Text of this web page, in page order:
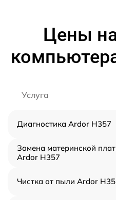
Цены
Услуга
Диагностика Ardor H357
Замена материнской
Ardor H357
Чистка от пыли Ardor